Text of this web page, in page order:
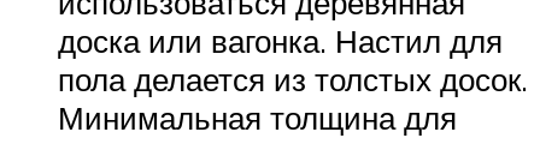
доска или вагонка. Настил для
пола делается из толстых досок.
Минимальная толщина для